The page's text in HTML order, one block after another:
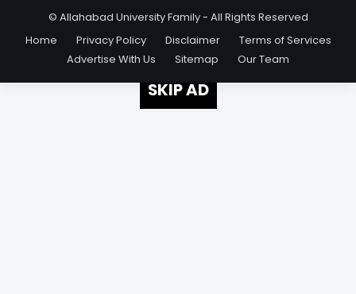
© Allahabad University Family - All Rights Reserved
Home
Privacy Policy Disclaimer
Terms of Services
Advertise With Us
Sitemap Our Team
SKIP AD